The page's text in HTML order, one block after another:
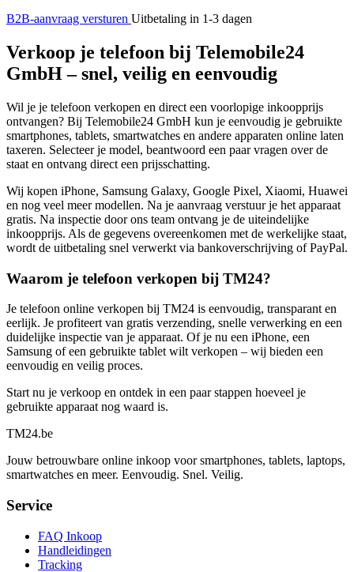
B2B-aanvraag versturen Uitbetaling in 1-3 dagen
Verkoop je telefoon bij Telemobile24
GmbH – snel, veilig en eenvoudig
Wil je je telefoon verkopen en direct een voorlopige inkoopprijs
ontvangen? Bij Telemobile24 GmbH kun je eenvoudig je gebruikte
smartphones, tablets, smartwatches en andere apparaten online laten
taxeren. Selecteer je model, beantwoord een paar vragen over de
staat en ontvang direct een prijsschatting.
Wij kopen iPhone, Samsung Galaxy, Google Pixel, Xiaomi, Huawei
en nog veel meer modellen. Na je aanvraag verstuur je het apparaat
gratis. Na inspectie door ons team ontvang je de uiteindelijke
inkoopprijs. Als de gegevens overeenkomen met de werkelijke staat,
wordt de uitbetaling snel verwerkt via bankoverschrijving of PayPal.
Waarom je telefoon verkopen bij TM24?
Je telefoon online verkopen bij TM24 is eenvoudig, transparant en
eerlijk. Je profiteert van gratis verzending, snelle verwerking en een
duidelijke inspectie van je apparaat. Of je nu een iPhone, een
Samsung of een gebruikte tablet wilt verkopen – wij bieden een
eenvoudig en veilig proces.
Start nu je verkoop en ontdek in een paar stappen hoeveel je
gebruikte apparaat nog waard is.
TM24.be
Jouw betrouwbare online inkoop voor smartphones, tablets, laptops,
smartwatches en meer. Eenvoudig. Snel. Veilig.
Service
FAQ Inkoop
Handleidingen
Tracking